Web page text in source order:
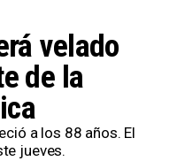
velado
de la
a los 88 años. El
jueves.